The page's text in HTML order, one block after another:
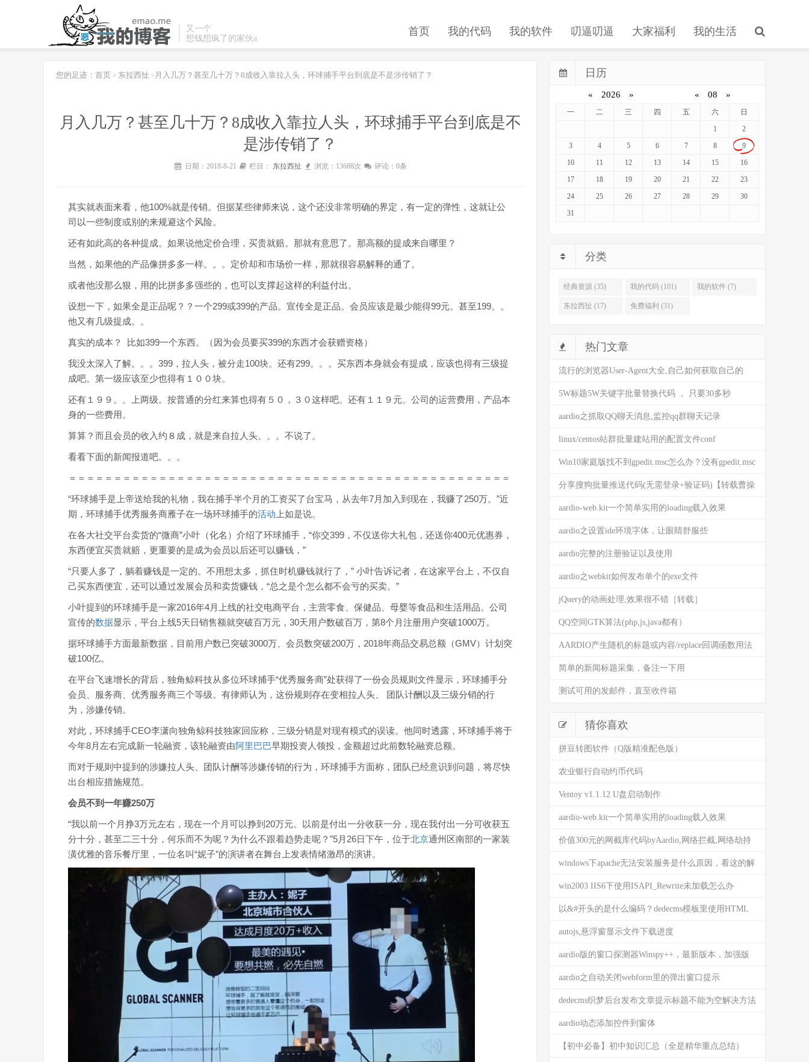
又一个
想钱想疯了的家伙a
首页 我的代码 我的软件 叨逼叨逼 大家福利 我的生活
您的足迹： 首页 > 东拉西扯 >月入几万？甚至几十万？8成收入靠拉人头，环球捕手平台到底是不是涉传销了？
月入几万？甚至几十万？8成收入靠拉人头，环球捕手平台到底是不
是涉传销了？
日期：2018-8-21 栏目： 东拉西扯 浏览：13688次 评论：0条
其实就表面来看，他100%就是传销。但据某些律师来说，这个还没非常明确的界定，有一定的弹性，这就让公
司以一些制度或别的来规避这个风险。
还有如此高的各种提成。如果说他定价合理，买贵就赔。那就有意思了。那高额的提成来自哪里？
当然，如果他的产品像拼多多一样。。。定价却和市场价一样，那就很容易解释的通了。
或者他没那么狠，用的比拼多多强些的，也可以支撑起这样的利益付出。
设想一下，如果全是正品呢？？一个299或399的产品。宣传全是正品。会员应该是最少能得99元。甚至199。。
他又有几级提成。。
真实的成本？ 比如399一个东西。（因为会员要买399的东西才会获赠资格）
我没太深入了解。。。399，拉人头，被分走100块。还有299。。。买东西本身就会有提成，应该也得有三级提
成吧。第一级应该至少也得有１００块。
还有１９９。。上两级。按普通的分红来算也得有５０，３０这样吧。还有１１９元。公司的运营费用，产品本
身的一些费用。
算算？而且会员的收入约８成，就是来自拉人头。。。不说了。
看看下面的新闻报道吧。。。
＝＝＝＝＝＝＝＝＝＝＝＝＝＝＝＝＝＝＝＝＝＝＝＝＝＝＝＝＝＝＝＝＝＝＝＝＝＝＝＝＝＝＝＝＝＝＝＝＝
“环球捕手是上帝送给我的礼物，我在捕手半个月的工资买了台宝马，从去年7月加入到现在，我赚了250万。”近
期，环球捕手优秀服务商雁子在一场环球捕手的活动 上如是说。
在各大社交平台卖货的“微商”小叶（化名）介绍了环球捕手，“你交399，不仅送你大礼包，还送你400元优惠券，
东西便宜买贵就赔，更重要的是成为会员以后还可以赚钱，”
“只要人多了，躺着赚钱是一定的。不用想太多，抓住时机赚钱就行了，” 小叶告诉记者，在这家平台上，不仅自
己买东西便宜，还可以通过发展会员和卖货赚钱，“总之是个怎么都不会亏的买卖。”
小叶提到的环球捕手是一家2016年4月上线的社交电商平台，主营零食、保健品、母婴等食品和生活用品。公司
宣传的数据显示，平台上线5天日销售额就突破百万元，30天用户数破百万，第8个月注册用户突破1000万。
据环球捕手方面最新数据，目前用户数已突破3000万、会员数突破200万，2018年商品交易总额（GMV）计划突
破100亿。
在平台飞速增长的背后，独角鲸科技从多位环球捕手“优秀服务商”处获得了一份会员规则文件显示，环球捕手分
会员、服务商、优秀服务商三个等级。有律师认为，这份规则存在变相拉人头、 团队计酬以及三级分销的行
为，涉嫌传销。
对此，环球捕手CEO李潇向独角鲸科技独家回应称，三级分销是对现有模式的误读。他同时透露，环球捕手将于
今年8月左右完成新一轮融资，该轮融资由阿里巴巴早期投资人领投，金额超过此前数轮融资总额。
而对于规则中提到的涉嫌拉人头、团队计酬等涉嫌传销的行为，环球捕手方面称，团队已经意识到问题，将尽快
出台相应措施规范。
会员不到一年赚250万
“我以前一个月挣3万元左右，现在一个月可以挣到20万元。以前是付出一分收获一分，现在我付出一分可收获五
分十分，甚至二三十分，何乐而不为呢？为什么不跟着趋势走呢？”5月26日下午，位于北京通州区南部的一家装
潢优雅的音乐餐厅里，一位名叫“妮子”的演讲者在舞台上发表情绪激昂的演讲。
日历
« 2026 » « 08 »
一 二 三 四 五 六
日
1
2
3
4 5 6 7 8
9
10
11 12 13 14 15
16
17
18 19 20 21 22
23
24
25 26 27 28 29
30
31
分类
经典资源 (35) 我的代码 (101) 我的软件 (7)
东拉西扯 (17) 免费福利 (31)
热门文章
流行的浏览器User-Agent大全,自己如何获取自己的
user-agent
5W标题5W关键字批量替换代码 ， 只要30多秒
(AARDIO代码)
aardio之抓取QQ聊天消息,监控qq群聊天记录
linux/centos站群批量建站用的配置文件conf
Win10家庭版找不到gpedit.msc怎么办？没有gpedit.msc
是什么情况？来这看看解决方法
分享搜狗批量推送代码(无需登录+验证码)【转载曹操
BG】
aardio-web.kit一个简单实用的loading载入效果
(HTML5)
aardio之设置ide环境字体，让眼睛舒服些
aardio完整的注册验证以及使用
aardio之webkit如何发布单个的exe文件
jQuery的动画处理,效果很不错［转载］
QQ空间GTK算法(php,js,java都有）
AARDIO产生随机的标题或内容/replace回调函数用法
简单的新闻标题采集，备注一下用
测试可用的发邮件，直至收件箱
猜你喜欢
拼豆转图软件（Q版精准配色版）
农业银行自动约币代码
Ventoy v1.1.12 U盘启动制作
aardio-web.kit一个简单实用的loading载入效果
(HTML5)
价值300元的网截库代码byAardio,网络拦截,网络劫持
windows下apache无法安装服务是什么原因，看这的解
决办法吧
win2003 IIS6下使用ISAPI_Rewrite未加载怎么办
以&#开头的是什么编码？dedecms模板里使用HTML
Entity实体字符
autojs,悬浮窗显示文件下载进度
aardio版的窗口探测器Winspy++，最新版本，加强版
aardio之自动关闭webform里的弹出窗口提示
dedecms织梦后台发布文章提示标题不能为空解决方法
aardio动态添加控件到窗体
【初中必备】初中知识汇总（全是精华重点总结）